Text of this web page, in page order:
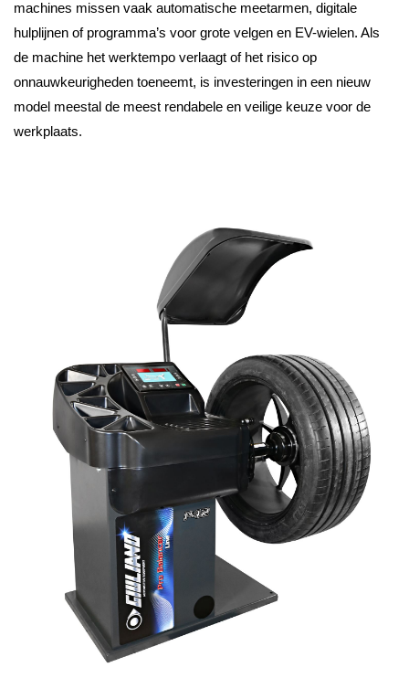
machines missen vaak automatische meetarmen, digitale
hulplijnen of programma’s voor grote velgen en EV-wielen. Als
de machine het werktempo verlaagt of het risico op
onnauwkeurigheden toeneemt, is investeringen in een nieuw
model meestal de meest rendabele en veilige keuze voor de
werkplaats.